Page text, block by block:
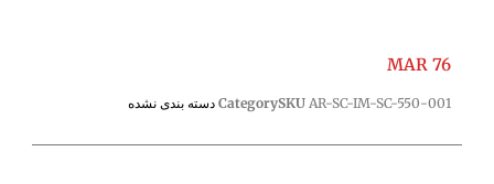
MAR 76
SKU AR-SC-IM-SC-550-001
Category دسته بندی نشده